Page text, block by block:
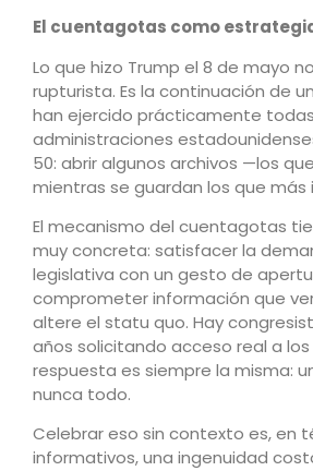
El cuentagotas como
Lo que hizo Trump el 8 de mayo
rupturista. Es la continuación de
han ejercido prácticamente
administraciones
50: abrir algunos archivos —los
mientras se guardan los que más
El mecanismo del cuentagotas
muy concreta: satisfacer la
legislativa con un gesto de
comprometer información que
altere el statu quo. Hay
años solicitando acceso real a los
respuesta es siempre la misma:
nunca todo.
Celebrar eso sin contexto es, en
informativos, una ingenuidad